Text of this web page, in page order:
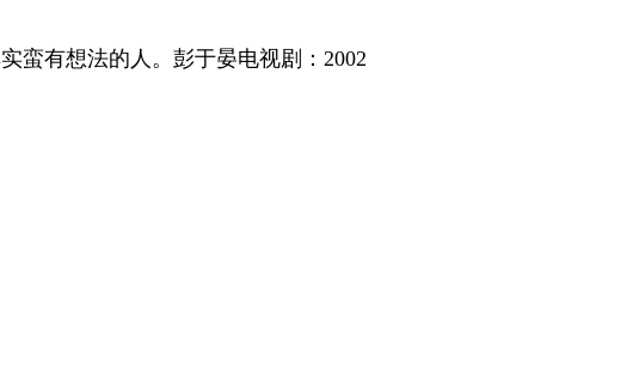
蛮有想法的人。彭于晏电视剧：2002